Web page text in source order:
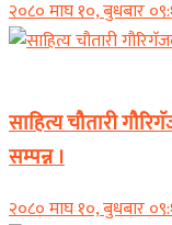
२०८० माघ १०, बुधबार
साहित्य चौतारी
सम्पन्न ।
२०८० माघ १०, बुधबार